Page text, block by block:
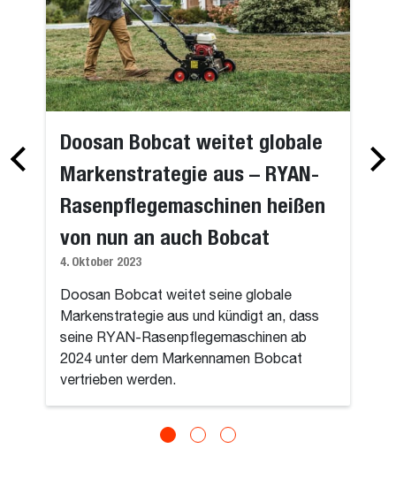
Doosan Bobcat weitet globale
Markenstrategie aus – RYAN-
Rasenpflegemaschinen heißen
von nun an auch Bobcat
4. Oktober 2023
Doosan Bobcat weitet seine globale
Markenstrategie aus und kündigt an, dass
seine RYAN-Rasenpflegemaschinen ab
2024 unter dem Markennamen Bobcat
vertrieben werden.